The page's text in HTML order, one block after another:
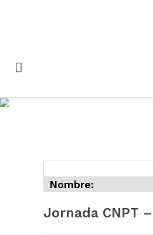
Nombre:
Jornada CNPT